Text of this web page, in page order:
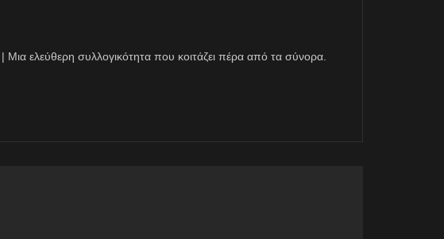
ελεύθερη συλλογικότητα που κοιτάζει πέρα από τα σύνορα.